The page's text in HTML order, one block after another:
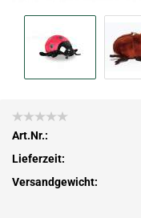
Art.Nr.:
Lieferzeit:
Versandgewicht: